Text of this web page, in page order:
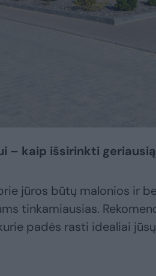
– kaip išsirinkti geriausią
jūros būtų malonios ir
tinkamiausias.
padės rasti idealiai